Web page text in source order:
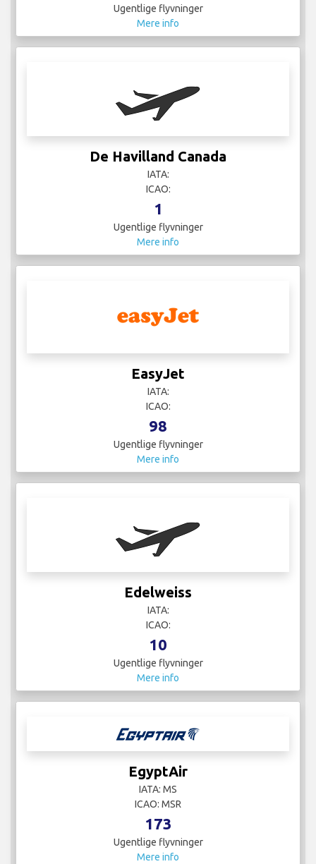
Ugentlige flyvninger
Mere info
De Havilland Canada
IATA:
ICAO:
1
Ugentlige flyvninger
Mere info
EasyJet
IATA:
ICAO:
98
Ugentlige flyvninger
Mere info
Edelweiss
IATA:
ICAO:
10
Ugentlige flyvninger
Mere info
EgyptAir
IATA: MS
ICAO: MSR
173
Ugentlige flyvninger
Mere info